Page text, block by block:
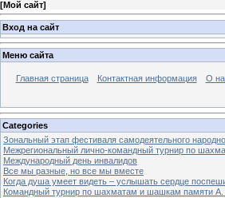
[Мой сайт]
Вход на сайт
Меню сайта
Главная страница Контактная информация О
Categories
Зональный этап фестиваля самодеятельного
Межрегиональный лично-командный турнир по
Международный день инвалидов
Все мы разные, но все мы вместе
Когда душа умеет видеть – услышать сердце
Командный турнир по шахматам и шашкам памяти